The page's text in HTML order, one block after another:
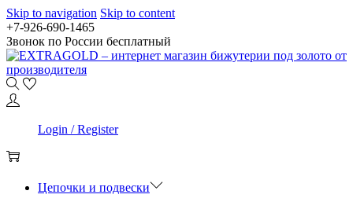
Skip to navigation Skip to content
+7-926-690-1465
Звонок по России бесплатный
Login / Register
Цепочки и подвески